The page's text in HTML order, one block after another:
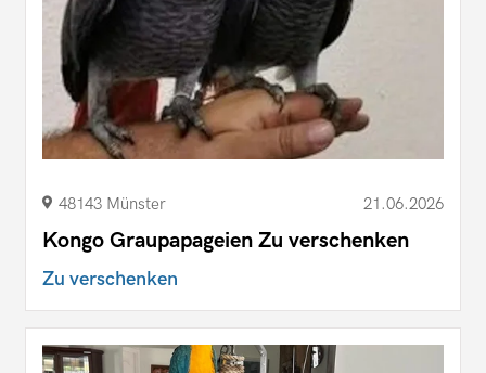
48143 Münster 21.06.2026
Kongo Graupapageien Zu verschenken
Zu verschenken